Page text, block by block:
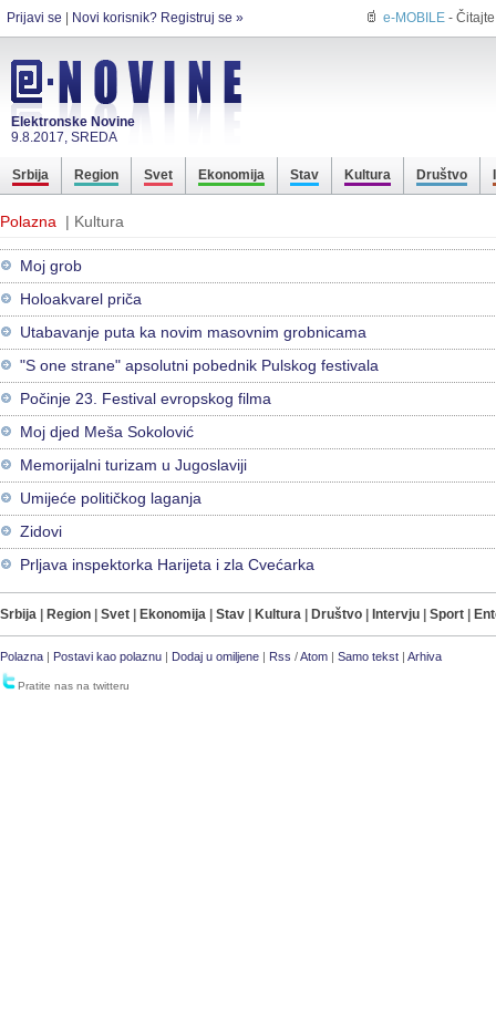
Prijavi se Novi korisnik? Registruj se » e-MOBILE -
Elektronske Novine
9.8.2017, SREDA
Srbija Region Svet Ekonomija Stav Kultura Društvo
Polazna | Kultura
Moj grob
Holoakvarel priča
Utabavanje puta ka novim masovnim grobnicama
"S one strane" apsolutni pobednik Pulskog festivala
Počinje 23. Festival evropskog filma
Moj djed Meša Sokolović
Memorijalni turizam u Jugoslaviji
Umijeće političkog laganja
Zidovi
Prljava inspektorka Harijeta i zla Cvećarka
Srbija Region Svet Ekonomija Stav Kultura Društvo Intervju Sport
Polazna | Postavi kao polaznu | Dodaj u omiljene | Rss /Atom | Samo tekst | Arhiva
Pratite nas na twitteru